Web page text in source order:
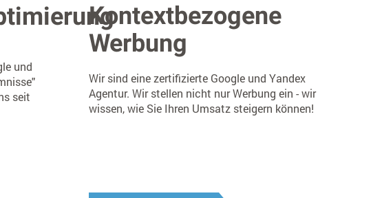
und
seit
Kontextbezogene
Werbung
Wir sind eine zertifizierte Google und Yandex
Agentur. Wir stellen nicht nur Werbung ein - wir
wissen, wie Sie Ihren Umsatz steigern können!